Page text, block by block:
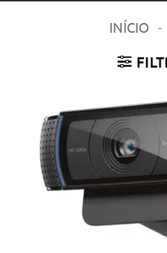
INÍCIO -